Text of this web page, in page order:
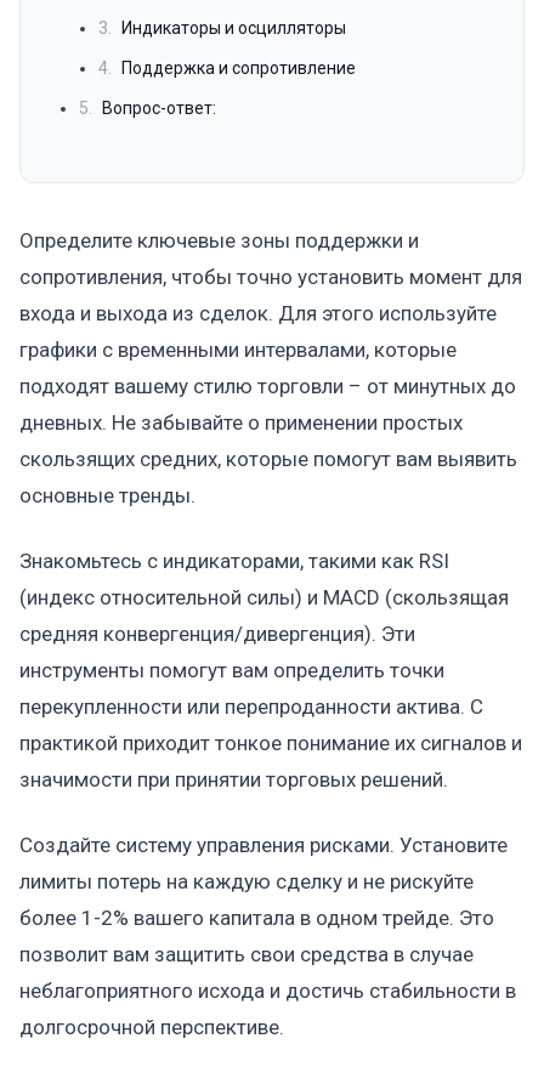
3. Индикаторы и осцилляторы
4. Поддержка и сопротивление
5. Вопрос-ответ:
Определите ключевые зоны поддержки и
сопротивления, чтобы точно установить момент для
входа и выхода из сделок. Для этого используйте
графики с временными интервалами, которые
подходят вашему стилю торговли – от минутных до
дневных. Не забывайте о применении простых
скользящих средних, которые помогут вам выявить
основные тренды.
Знакомьтесь с индикаторами, такими как RSI
(индекс относительной силы) и MACD (скользящая
средняя конвергенция/дивергенция). Эти
инструменты помогут вам определить точки
перекупленности или перепроданности актива. С
практикой приходит тонкое понимание их сигналов и
значимости при принятии торговых решений.
Создайте систему управления рисками. Установите
лимиты потерь на каждую сделку и не рискуйте
более 1-2% вашего капитала в одном трейде. Это
позволит вам защитить свои средства в случае
неблагоприятного исхода и достичь стабильности в
долгосрочной перспективе.